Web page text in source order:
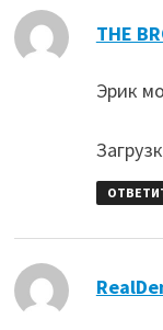
THE
Эрик